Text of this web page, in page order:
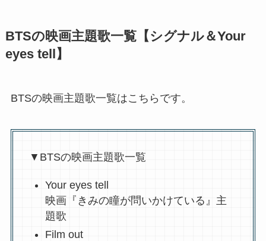
BTSの映画主題歌一覧【シグナル＆Your
eyes tell】
BTSの映画主題歌一覧はこちらです。
▼BTSの映画主題歌一覧
Your eyes tell
映画『きみの瞳が問いかけている』主
題歌
Film out